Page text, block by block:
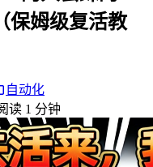
保姆级复活教
自动化
读 1 分钟